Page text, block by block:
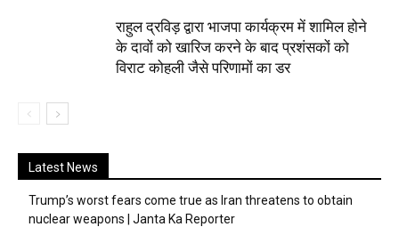
राहुल द्रविड़ द्वारा भाजपा कार्यक्रम में शामिल होने
के दावों को खारिज करने के बाद प्रशंसकों को
विराट कोहली जैसे परिणामों का डर
Latest News
Trump’s worst fears come true as Iran threatens to obtain
nuclear weapons | Janta Ka Reporter